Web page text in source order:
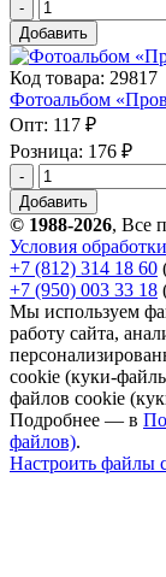
Добавить
Код товара: 29817
Фотоальбом
Опт: 117 ₽
Розница: 176 ₽
Добавить
© 1988-2026, Все
Условия
+7 (812) 314 18 60
+7 (950) 003 33 18
Мы используем
работу сайта,
cookie (куки-
файлов cookie
Подробнее — в
файлов).
Настроить файлы